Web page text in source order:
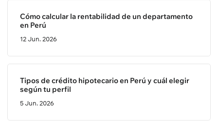
Cómo calcular la rentabilidad de un departamento
en Perú
12 Jun. 2026
Tipos de crédito hipotecario en Perú y cuál elegir
según tu perfil
5 Jun. 2026